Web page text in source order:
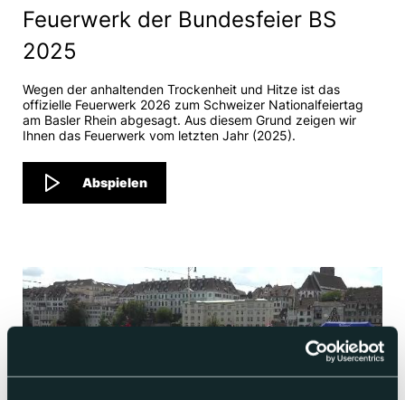
Feuerwerk der Bundesfeier BS
2025
Wegen der anhaltenden Trockenheit und Hitze ist das
offizielle Feuerwerk 2026 zum Schweizer Nationalfeiertag
am Basler Rhein abgesagt. Aus diesem Grund zeigen wir
Ihnen das Feuerwerk vom letzten Jahr (2025).
Abspielen